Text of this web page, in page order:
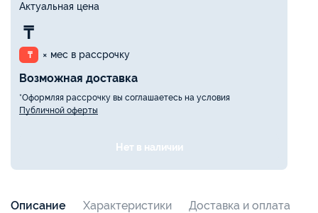
Актуальная цена
₸
₸ × мес в рассрочку
Возможная доставка
*Оформляя рассрочку вы соглашаетесь на условия
Публичной оферты
Нет в наличии
Описание Характеристики Доставка и оплата